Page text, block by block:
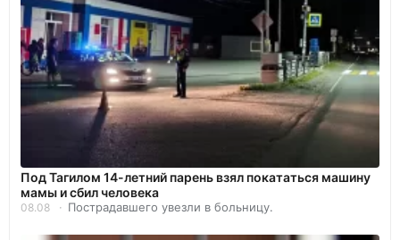
Под Тагилом 14-летний парень взял покататься машину
мамы и сбил человека
08.08 Пострадавшего увезли в больницу.